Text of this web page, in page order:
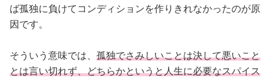
ば孤独に負けてコンディションを作りきれなかったのが原
因です。
そういう意味では、 孤独でさみしいことは決して悪いこと
とは言い切れず、どちらかというと人生に必要なスパイス